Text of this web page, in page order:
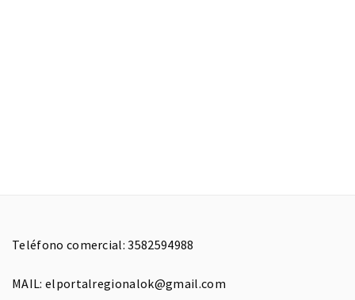
Teléfono comercial: 3582594988
MAIL: elportalregionalok@gmail.com